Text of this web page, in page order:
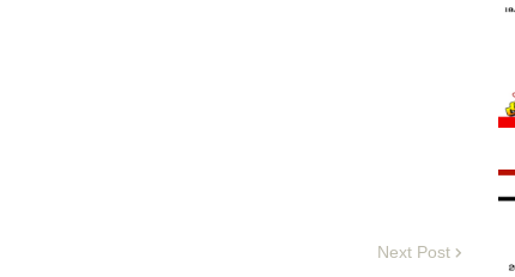
Next Post